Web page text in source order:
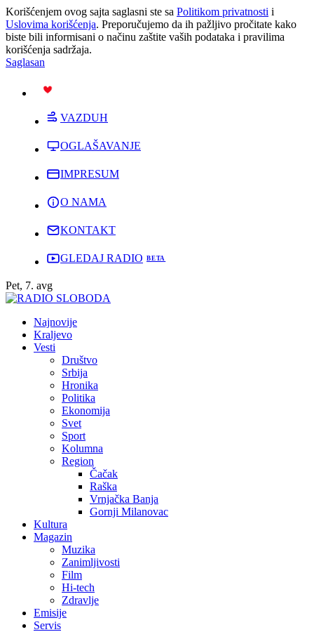
Korišćenjem ovog sajta saglasni ste sa Politikom privatnosti i
Uslovima korišćenja. Preporučujemo da ih pažljivo pročitate kako
biste bili informisani o načinu zaštite vaših podataka i pravilima
korišćenja sadržaja.
Saglasan
VAZDUH
OGLAŠAVANJE
IMPRESUM
O NAMA
KONTAKT
GLEDAJ RADIO
Pet, 7. avg
Najnovije
Kraljevo
Vesti
Društvo
Srbija
Hronika
Politika
Ekonomija
Svet
Sport
Kolumna
Region
Čačak
Raška
Vrnjačka Banja
Gornji Milanovac
Kultura
Magazin
Muzika
Zanimljivosti
Film
Hi-tech
Zdravlje
Emisije
Servis